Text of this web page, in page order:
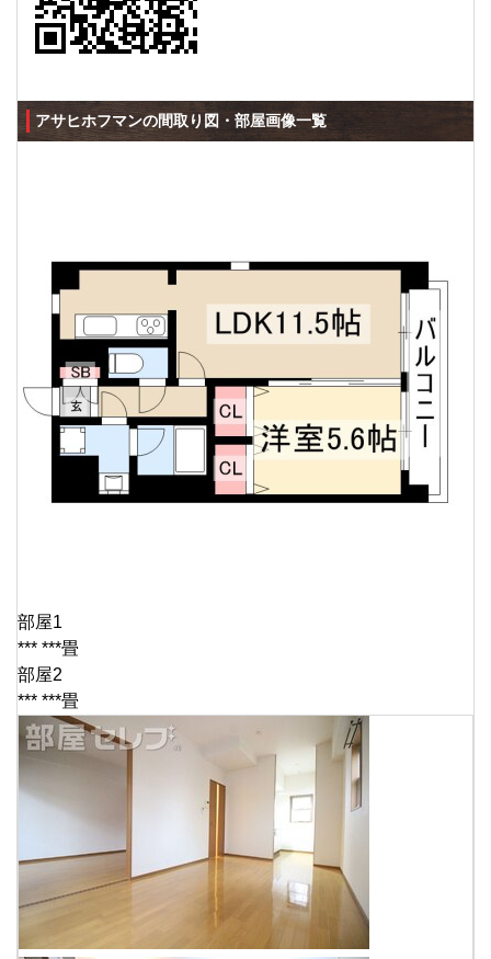
アサヒホフマンの間取り図・部屋画像一覧
部屋1
*** ***畳
部屋2
*** ***畳